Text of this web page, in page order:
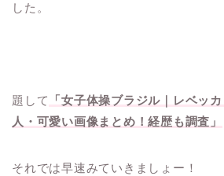
した。
題して
「女子体操ブラジル｜レベッ
人・可愛い画像まとめ！経歴も調査」
それでは早速みていきましょー！